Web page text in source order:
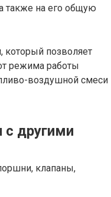
также на его общую
который позволяет
режима работы
воздушной смеси
с другими
клапаны,